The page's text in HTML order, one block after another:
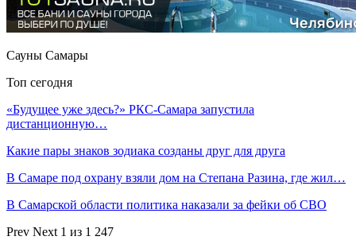
Сауны Самары
Топ сегодня
«Будущее уже здесь?» РКС-Самара запустила
дистанционную…
Какие пары знаков зодиака созданы друг для друга
В Самаре под охрану взяли дом на Степана Разина, где жил…
В Самарской области политика наказали за фейки об СВО
Prev Next 1 из 1 247